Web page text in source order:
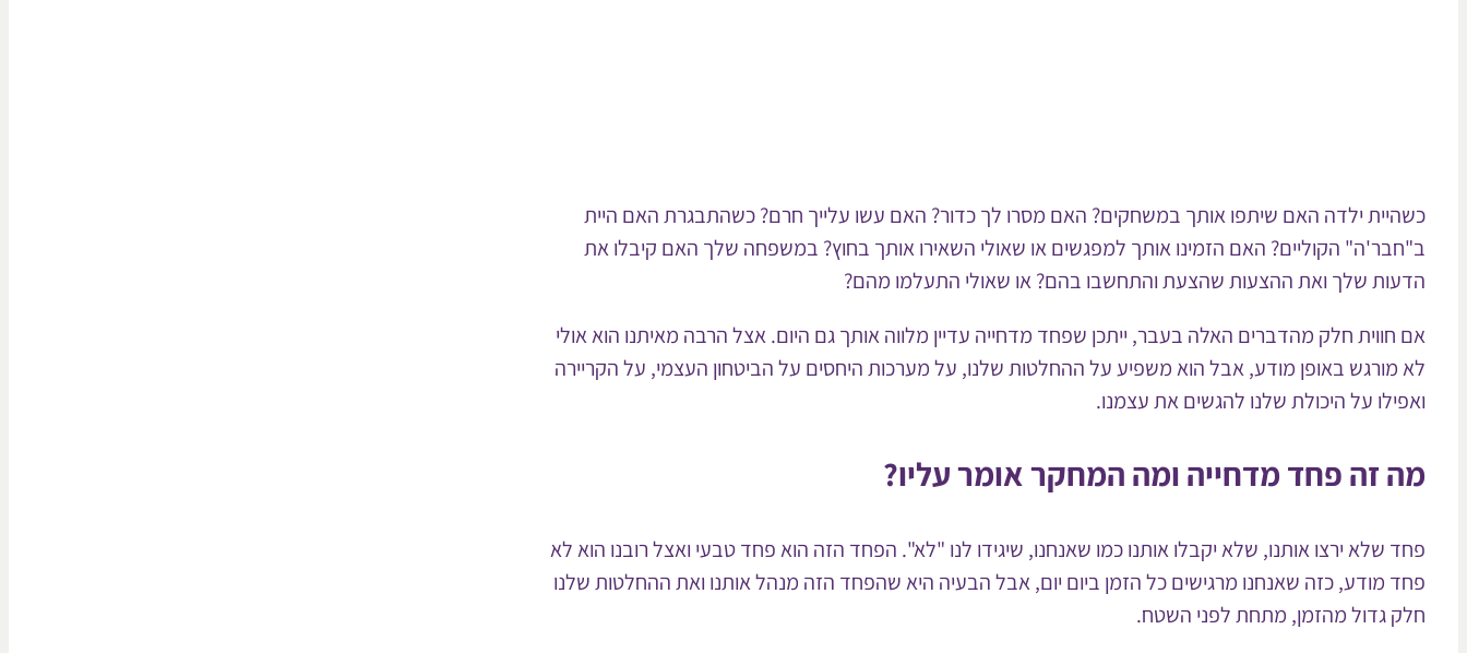
כשהיית ילדה האם שיתפו אותך במשחקים? האם מסרו לך כדור? האם עשו עלייך חרם? כשהתבגרת האם היית
ב"חבר'ה" הקוליים? האם הזמינו אותך למפגשים או שאולי השאירו אותך בחוץ? במשפחה שלך האם קיבלו את
הדעות שלך ואת ההצעות שהצעת והתחשבו בהם? או שאולי התעלמו מהם?
אם חווית חלק מהדברים האלה בעבר, ייתכן שפחד מדחייה עדיין מלווה אותך גם היום. אצל הרבה מאיתנו הוא אולי
לא מורגש באופן מודע, אבל הוא משפיע על ההחלטות שלנו, על מערכות היחסים על הביטחון העצמי, על הקריירה
ואפילו על היכולת שלנו להגשים את עצמנו.
מה זה פחד מדחייה ומה המחקר אומר עליו?
פחד שלא ירצו אותנו, שלא יקבלו אותנו כמו שאנחנו, שיגידו לנו "לא". הפחד הזה הוא פחד טבעי ואצל רובנו הוא לא
פחד מודע, כזה שאנחנו מרגישים כל הזמן ביום יום, אבל הבעיה היא שהפחד הזה מנהל אותנו ואת ההחלטות שלנו
חלק גדול מהזמן, מתחת לפני השטח.